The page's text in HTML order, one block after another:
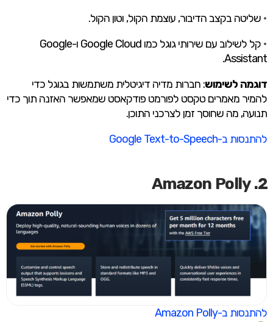
• שליטה בקצב הדיבור, עוצמת הקול, וטון הקול.
•
קל לשילוב עם שירותי גוגל כמו Google Cloud ו-Google
Assistant.
דוגמה לשימוש: חברות מדיה דיגיטלית משתמשות בגוגל כדי
להמיר מאמרים טקסט לפורמט פודקאסט שמאפשר האזנה תוך כדי
תנועה, מה שחוסך זמן לצרכני התוכן.
להתנסות ב-Google Text-to-Speech
2. Amazon Polly
להתנסות ב-Amazon Polly